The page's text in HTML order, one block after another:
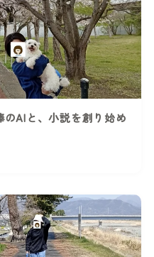
のAIと、小説を創り始め